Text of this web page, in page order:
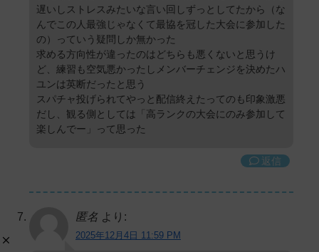
遅いしストレスみたいな言い回しずっとしてたから（な
んでこの人最強じゃなくて最協を冠した大会に参加した
の）っていう疑問しか無かった
求める方向性が違ったのはどちらも悪くないと思うけ
ど、練習も空気悪かったしメンバーチェンジを決めたハ
ユンは英断だったと思う
スパチャ投げられてやっと配信終えたってのも印象激悪
だし、観る側としては「高ランクの大会にのみ参加して
楽しんでー」って思った
返信
匿名 より:
2025年12月4日 11:59 PM